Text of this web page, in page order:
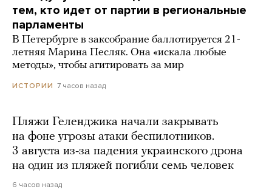
тем, кто идет от партии в региональные
парламенты
В Петербурге в заксобрание баллотируется 21-
летняя Марина Песляк. Она «искала любые
методы», чтобы агитировать за мир
ИСТОРИИ 7 часов назад
Пляжи Геленджика начали закрывать
на фоне угрозы атаки беспилотников.
3 августа из-за падения украинского дрона
на один из пляжей погибли семь человек
6 часов назад